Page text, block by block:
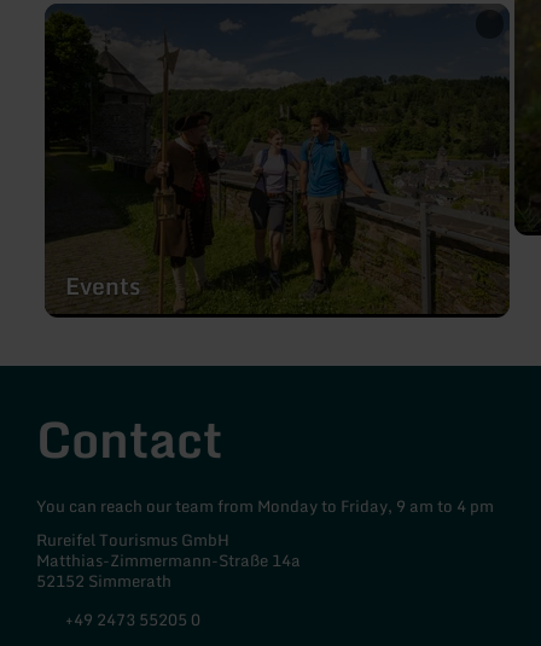
Events
learn
more
about:
Contact
You can reach our team from Monday to Friday, 9 am to 4 pm
Rureifel Tourismus GmbH
Matthias-Zimmermann-Straße 14a
52152 Simmerath
+49 2473 55205 0